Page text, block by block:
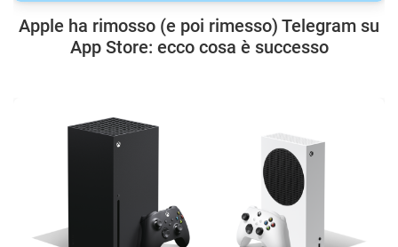
Apple ha rimosso (e poi rimesso) Telegram su
App Store: ecco cosa è successo